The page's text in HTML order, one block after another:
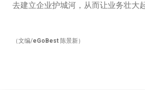
去建立企业护城河，从而让业务壮大
（文编/eGoBest 陈景新）